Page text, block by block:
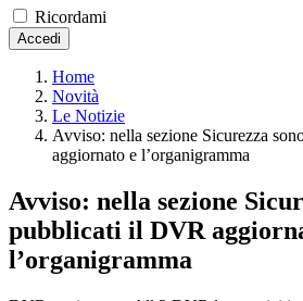
Ricordami
Accedi
Home
Novità
Le Notizie
Avviso: nella sezione Sicurezza
aggiornato e l’organigramma
Avviso: nella sezione
pubblicati il DVR
l’organigramma